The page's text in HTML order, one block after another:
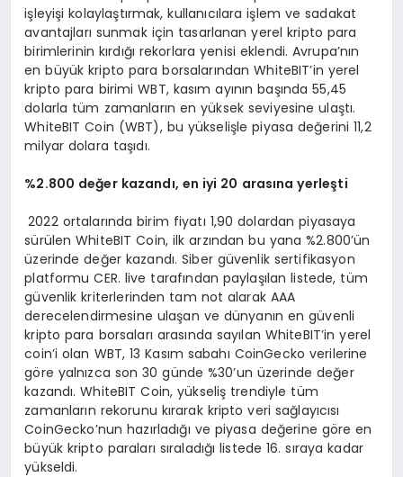
işleyişi kolaylaştırmak, kullanıcılara işlem ve sadakat
avantajları sunmak için tasarlanan yerel kripto para
birimlerinin kırdığı rekorlara yenisi eklendi. Avrupa’nın
en büyük kripto para borsalarından WhiteBIT’in yerel
kripto para birimi WBT, kasım ayının başında 55,45
dolarla tüm zamanların en yüksek seviyesine ulaştı.
WhiteBIT Coin (WBT), bu yükselişle piyasa değerini 11,2
milyar dolara taşıdı.
%2.800 değer kazandı, en iyi 20 arasına yerleşti
2022 ortalarında birim fiyatı 1,90 dolardan piyasaya
sürülen WhiteBIT Coin, ilk arzından bu yana %2.800’ün
üzerinde değer kazandı. Siber güvenlik sertifikasyon
platformu CER. live tarafından paylaşılan listede, tüm
güvenlik kriterlerinden tam not alarak AAA
derecelendirmesine ulaşan ve dünyanın en güvenli
kripto para borsaları arasında sayılan WhiteBIT’in yerel
coin’i olan WBT, 13 Kasım sabahı CoinGecko verilerine
göre yalnızca son 30 günde %30’un üzerinde değer
kazandı. WhiteBIT Coin, yükseliş trendiyle tüm
zamanların rekorunu kırarak kripto veri sağlayıcısı
CoinGecko’nun hazırladığı ve piyasa değerine göre en
büyük kripto paraları sıraladığı listede 16. sıraya kadar
yükseldi.